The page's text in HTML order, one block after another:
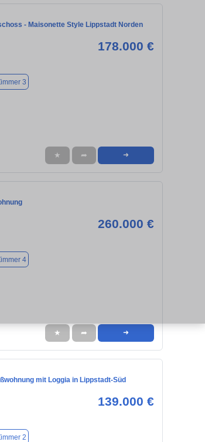
- Maisonette Style Lippstadt Norden
178.000 €
3
★ ➦ ➜
260.000 €
4
★ ➦ ➜
mit Loggia in Lippstadt-Süd
139.000 €
2